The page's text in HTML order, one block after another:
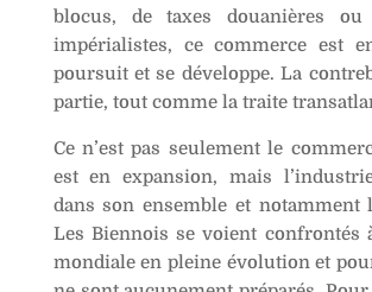
blocus, de taxes douanières ou
impérialistes, ce commerce est
poursuit et se développe. La
partie, tout comme la traite
Ce n’est pas seulement le
est en expansion, mais
dans son ensemble et notamment
Les Biennois se voient confrontés
mondiale en pleine évolution et